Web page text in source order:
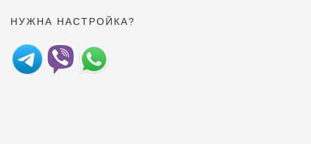
НУЖНА НАСТРОЙКА?